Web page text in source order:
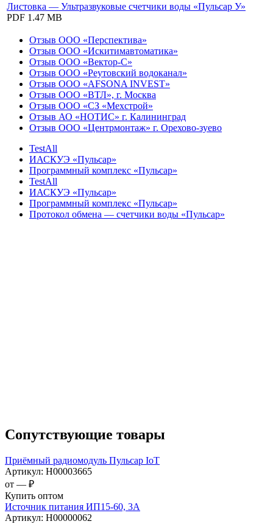
Листовка — Ультразвуковые счетчики воды «Пульсар У»
PDF 1.47 MB
Отзыв ООО «Перспектива»
Отзыв ООО «Искитимавтоматика»
Отзыв ООО «Вектор-С»
Отзыв ООО «Реутовский водоканал»
Отзыв ООО «AFSONA INVEST»
Отзыв ООО «ВТЛ», г. Москва
Отзыв ООО «СЗ «Мехстрой»
Отзыв АО «НОТИС» г. Калининград
Отзыв ООО «Центрмонтаж» г. Орехово-зуево
TestAll
ИАСКУЭ «Пульсар»
Программный комплекс «Пульсар»
TestAll
ИАСКУЭ «Пульсар»
Программный комплекс «Пульсар»
Протокол обмена — счетчики воды «Пульсар»
Сопутствующие товары
Приёмный радиомодуль Пульсар IoT
Артикул: Н00003665
от — ₽
Купить оптом
Источник питания ИП15-60, 3А
Артикул: Н00000062